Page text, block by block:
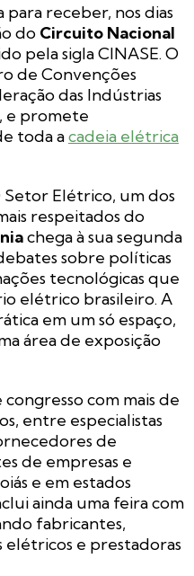
para receber, nos dias
do Circuito Nacional
pela sigla CINASE. O
de Convenções
das Indústrias
e promete
toda acadeia elétrica
Elétrico, um dos
respeitados do
chega à sua segunda
sobre políticas
tecnológicas que
elétrico brasileiro. A
em um só espaço,
área de exposição
com mais de
entre especialistas
de
de empresas e
e em estados
ainda uma feira com
fabricantes,
e prestadoras